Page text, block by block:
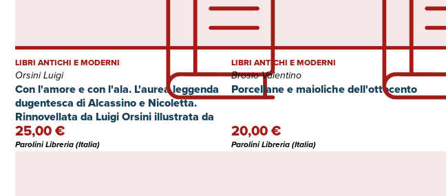
Con l'amore e con l'ala. L'aurea leggenda
dugentesca di Alcassino e Nicoletta.
Rinnovellata da Luigi Orsini illustrata da
Gustavo Rosso
LIBRI ANTICHI E MODERNI
Orsini Luigi
25,00 €
Parolini Libreria (Italia)
Porcellane e maioliche dell'ottocento
LIBRI ANTICHI E MODERNI
Brosio Valentino
20,00 €
Parolini Libreria (Italia)